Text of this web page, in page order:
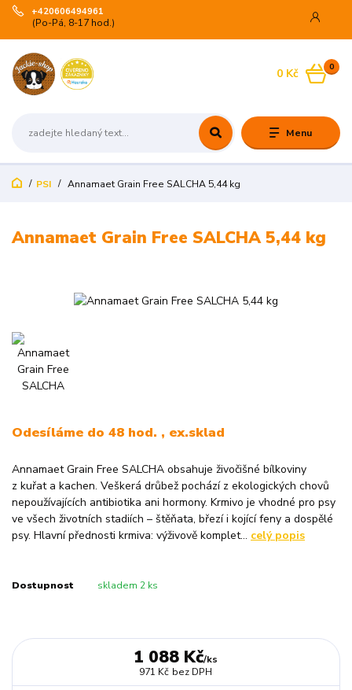
Menu
+420606494961
(Po-Pá, 8-17 hod.)
0
0 Kč
PSI Annamaet Grain Free SALCHA 5,44 kg
Annamaet Grain Free SALCHA 5,44 kg
Odesíláme do 48 hod. , ex.sklad
Annamaet Grain Free SALCHA obsahuje živočišné bílkoviny
z kuřat a kachen. Veškerá drůbež pochází z ekologických chovů
nepoužívajících antibiotika ani hormony. Krmivo je vhodné pro psy
ve všech životních stadiích – štěňata, březí i kojící feny a dospělé
psy. Hlavní přednosti krmiva: výživově komplet... celý popis
Dostupnost skladem 2 ks
1 088 Kč/ks
971 Kč bez DPH